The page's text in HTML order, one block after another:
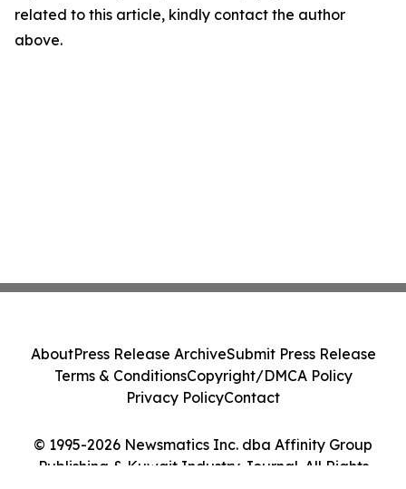
related to this article, kindly contact the author
above.
© 1995-2026 Newsmatics Inc. dba Affinity Group
Publishing & Kuwait Industry Journal. All Rights
AboutPress Release ArchiveSubmit Press Release
Terms & ConditionsCopyright/DMCA Policy
Privacy PolicyContact